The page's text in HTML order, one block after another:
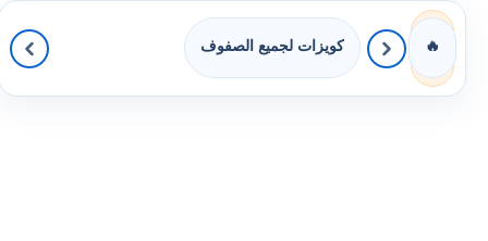
🔥 كويزات لجميع الصفوف